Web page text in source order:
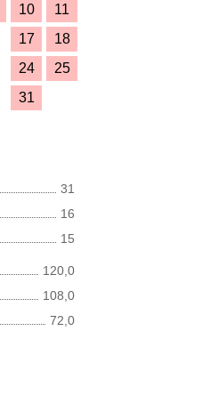
10
11
17
18
24
25
31
31
16
15
120,0
108,0
72,0